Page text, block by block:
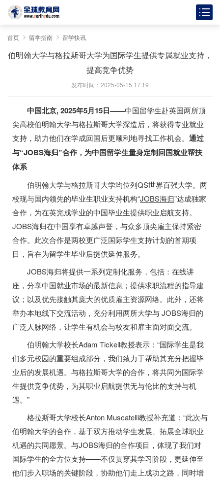
首页 留学指南 留学快讯
伯明翰大学与格拉斯哥大学为国际学生提供专属就业支持，
提高竞争优势
发布时间：2025-05-15 17:19
中国北京, 2025年5月15日——中国留学生赴英国两所顶
尖高校伯明翰大学与格拉斯哥大学深造后，将获得专业就业
支持，助力他们在学成回国后更顺利地寻找工作机会。 通过
与“JOBS海归”合作，为中国留学生量身定制回国就业帮扶
体系
伯明翰大学与格拉斯哥大学均位列QS世界百强大学。两
校现与国内领先的毕业生职业支持机构“JOBS海归”达成独家
合作，为在英完成学业的中国毕业生提供职业启航支持。
JOBS海归在中国享有卓越声誉，与众多顶尖雇主保持紧密
合作。此次合作是两校更广泛国际学生支持计划的首期项
目，旨在为留学生毕业后提供延伸服务。
JOBS海归将提供一系列定制化服务，包括：在线讲
座，分享中国就业市场的最新信息；提供求职流程的指导建
议；以及优先接触其庞大的优质雇主资源网络。此外，还将
举办本地线下交流活动，充分利用两所大学与JOBS海归的
广泛人脉网络，让学生有机会与校友和雇主面对面交流。
伯明翰大学校长Adam Tickell教授表示：“国际学生是我
们多元校园的重要组成部分，我们致力于帮助其充分把握毕
业后的发展机遇。与格拉斯哥大学的合作，将共同为国际学
生提供竞争优势，为其职业启航提供无与伦比的支持与机
遇。”
格拉斯哥大学校长Anton Muscatelli教授补充道：“此次与
伯明翰大学的合作，基于双方推动学生发展、拓展全球职业
机遇的共同愿景。与JOBS海归的合作项目，体现了我们对
国际学生的全方位支持——不仅贯穿其学习阶段，更延伸至
他们步入职场的关键阶段，协助他们走上成功之路，同时增